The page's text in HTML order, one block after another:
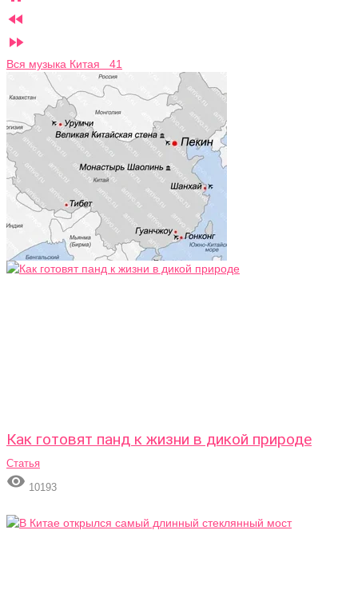


Вся музыка Китая 41
Как готовят панд к жизни в дикой природе
Статья
 10193